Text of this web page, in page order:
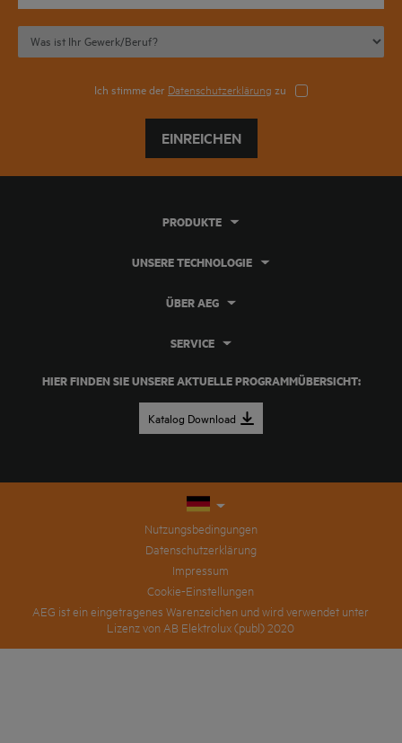
Ich stimme der Datenschutzerklärung zu
EINREICHEN
HIER FINDEN SIE UNSERE AKTUELLE PROGRAMMÜBERSICHT:
Katalog Download
PRODUKTE
UNSERE TECHNOLOGIE
ÜBER AEG
SERVICE
Nutzungsbedingungen
Datenschutzerklärung
Impressum
Cookie-Einstellungen
AEG ist ein eingetragenes Warenzeichen und wird verwendet unter
Lizenz von AB Elektrolux (publ) 2020